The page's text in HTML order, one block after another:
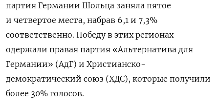
партия Германии Шольца заняла пятое
и четвертое места, набрав 6,1 и 7,3%
соответственно. Победу в этих регионах
одержали правая партия «Альтернатива для
Германии» (АдГ) и Христианско-
демократический союз (ХДС), которые получили
более 30% голосов.